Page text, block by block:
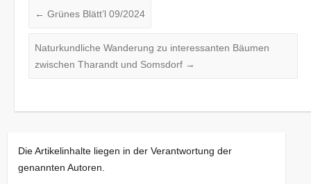
← Grünes Blätt’l 09/2024
Naturkundliche Wanderung zu interessanten Bäumen
zwischen Tharandt und Somsdorf →
Die Artikelinhalte liegen in der Verantwortung der
genannten Autoren.